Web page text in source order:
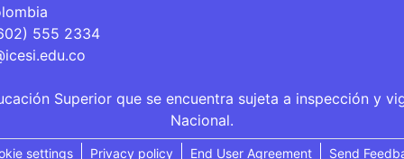
555 2334
Superior que se encuentra sujeta a inspección y
Nacional.
settings Privacy policy End User Agreement Send